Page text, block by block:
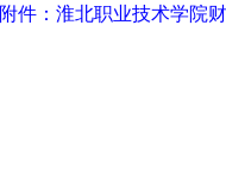
附件：淮北职业技术学院